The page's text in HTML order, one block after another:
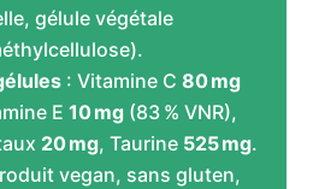
gélule végétale
: Vitamine C80 mg
E10 mg (83 % VNR),
20 mg, Taurine 525 mg.
vegan, sans gluten,